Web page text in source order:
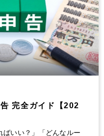
完全ガイド【202
ばいい？」「どんなルー